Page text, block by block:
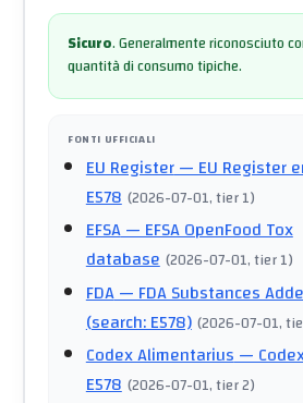
Sicuro.Generalmente riconosciuto
quantità di consumo tipiche.
FONTI UFFICIALI
EU Register— EU Register
E578 (2026-07-01, tier 1)
EFSA— EFSA OpenFood Tox
database (2026-07-01, tier 1)
FDA— FDA Substances
(search: E578) (2026-07-01,
Codex Alimentarius—
E578 (2026-07-01, tier 2)